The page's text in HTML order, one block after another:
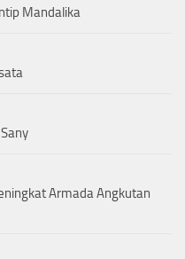
Mandalika
Armada Angkutan